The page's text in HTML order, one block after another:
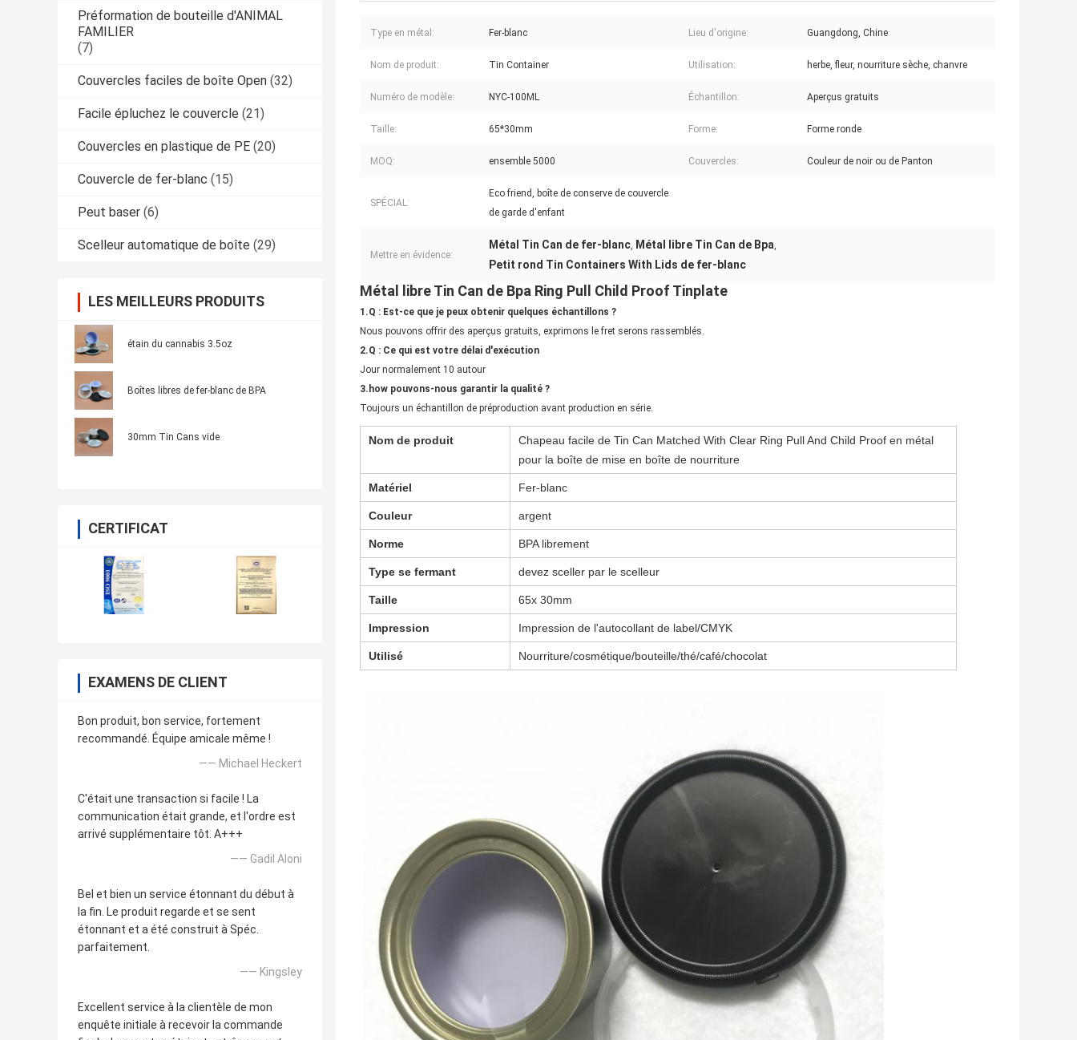
Préformation de bouteille d'ANIMAL
FAMILIER
(7)
Couvercles faciles de boîte Open (32)
Facile épluchez le couvercle (21)
Couvercles en plastique de PE (20)
Couvercle de fer-blanc (15)
Peut baser (6)
Scelleur automatique de boîte (29)
LES MEILLEURS PRODUITS
étain du cannabis 3.5oz
Boîtes libres de fer-blanc de BPA
30mm Tin Cans vide
CERTIFICAT
EXAMENS DE CLIENT
Bon produit, bon service, fortement
recommandé. Équipe amicale même !
—— Michael Heckert
C'était une transaction si facile ! La
communication était grande, et l'ordre est
arrivé supplémentaire tôt. A+++
—— GadiI Aloni
Bel et bien un service étonnant du début à
la fin. Le produit regarde et se sent
étonnant et a été construit à Spéc.
parfaitement.
—— Kingsley
Excellent service à la clientèle de mon
enquête initiale à recevoir la commande
Type en métal: Fer-blanc Lieu d'origine: Guangdong, Chine
Nom de produit: Tin Container Utilisation: herbe, fleur, nourriture sèche, chanvre
Numéro de modèle: NYC-100ML Échantillon: Aperçus gratuits
Taille: 65*30mm Forme: Forme ronde
MOQ: ensemble 5000 Couvercles: Couleur de noir ou de Panton
SPÉCIAL:
Eco friend, boîte de conserve de couvercle
de garde d'enfant
Mettre en évidence:
Métal Tin Can de fer-blanc, Métal libre Tin Can de Bpa,
Petit rond Tin Containers With Lids de fer-blanc
Métal libre Tin Can de Bpa Ring Pull Child Proof Tinplate
1.Q : Est-ce que je peux obtenir quelques échantillons ?
Nous pouvons offrir des aperçus gratuits, exprimons le fret serons rassemblés.
2.Q : Ce qui est votre délai d'exécution
Jour normalement 10 autour
3.how pouvons-nous garantir la qualité ?
Toujours un échantillon de préproduction avant production en série.
Nom de produit
Chapeau facile de Tin Can Matched With Clear Ring Pull And Child Proof en métal
pour la boîte de mise en boîte de nourriture
Matériel Fer-blanc
Couleur argent
Norme BPA librement
Type se fermant devez sceller par le scelleur
Taille 65x 30mm
Impression Impression de l'autocollant de label/CMYK
Utilisé Nourriture/cosmétique/bouteille/thé/café/chocolat